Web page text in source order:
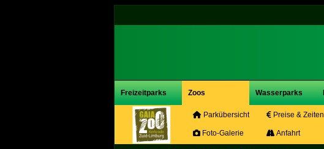
Freizeitparks Zoos Wasserparks
Parkübersicht Preise & Zeiten
Foto-Galerie Anfahrt